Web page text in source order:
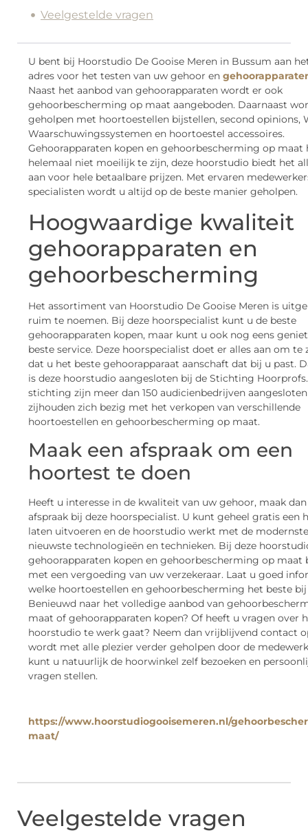
Veelgestelde vragen
U bent bij Hoorstudio De Gooise Meren in Bussum aan
adres voor het testen van uw gehoor en
Naast het aanbod van gehoorapparaten wordt er ook
gehoorbescherming op maat aangeboden. Daarnaast
geholpen met hoortoestellen bijstellen, second opinions,
Waarschuwingssystemen en hoortoestel accessoires.
Gehoorapparaten kopen en gehoorbescherming op maat
helemaal niet moeilijk te zijn, deze hoorstudio biedt het
aan voor hele betaalbare prijzen. Met ervaren
specialisten wordt u altijd op de beste manier geholpen.
Hoogwaardige kwaliteit
gehoorapparaten en
gehoorbescherming
Het assortiment van Hoorstudio De Gooise Meren is
ruim te noemen. Bij deze hoorspecialist kunt u de beste
gehoorapparaten kopen, maar kunt u ook nog eens
beste service. Deze hoorspecialist doet er alles aan om te
dat u het beste gehoorapparaat aanschaft dat bij u past.
is deze hoorstudio aangesloten bij de Stichting
stichting zijn meer dan 150 audicienbedrijven
zijhouden zich bezig met het verkopen van verschillende
hoortoestellen en gehoorbescherming op maat.
Maak een afspraak om een
hoortest te doen
Heeft u interesse in de kwaliteit van uw gehoor, maak dan
afspraak bij deze hoorspecialist. U kunt geheel gratis een
laten uitvoeren en de hoorstudio werkt met de
nieuwste technologieën en technieken. Bij deze
gehoorapparaten kopen en gehoorbescherming op maat
met een vergoeding van uw verzekeraar. Laat u goed
welke hoortoestellen en gehoorbescherming het beste bij
Benieuwd naar het volledige aanbod van
maat of gehoorapparaten kopen? Of heeft u vragen over
hoorstudio te werk gaat? Neem dan vrijblijvend contact
wordt met alle plezier verder geholpen door de
kunt u natuurlijk de hoorwinkel zelf bezoeken en
vragen stellen.
https://www.hoorstudiogooisemeren.nl/
maat/
Veelgestelde vragen